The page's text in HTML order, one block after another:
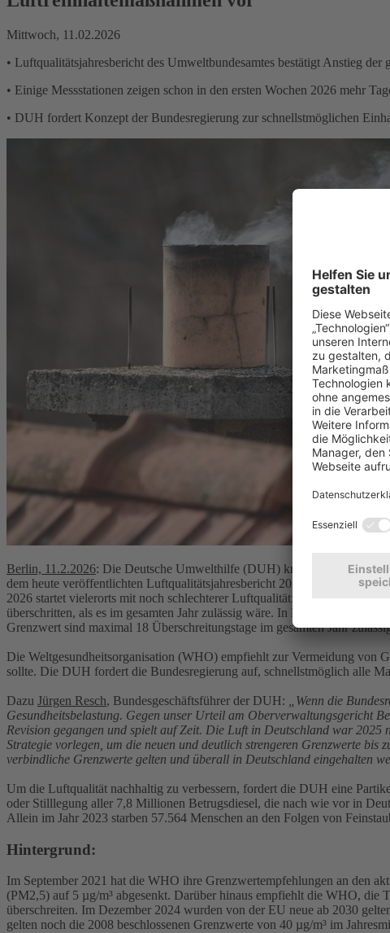
Mittwoch, 11.02.2026
• Luftqualitätsjahresbericht des Umweltbundesamtes bestätigt Anstieg
• Einige Messstationen zeigen schon in den ersten Wochen 2026 mehr
• DUH fordert Konzept der Bundesregierung zur schnellstmöglichen
Berlin, 11.2.2026: Die Deutsche Umwelthilfe (DUH) kritisiert die
dem heute veröffentlichten Luftqualitätsjahresbericht 2025 bestätigt das
2026 startet vielerorts mit noch schlechterer Luftqualität: Bis Anfang
überschritten, als es im gesamten Jahr zulässig wäre. In Berlin
Grenzwert sind maximal 18 Überschreitungstage im gesamten Jahr
Die Weltgesundheitsorganisation (WHO) empfiehlt zur Vermeidung von
sollte. Die DUH fordert die Bundesregierung auf, schnellstmöglich alle
Dazu Jürgen Resch, Bundesgeschäftsführer der DUH:
„Wenn die
Gesundheitsbelastung. Gegen unser Urteil am Oberverwaltungsgericht
Revision gegangen und spielt auf Zeit. Die Luft in Deutschland war 2025
Strategie vorlegen, um die neuen und deutlich strengeren Grenzwerte bis
verbindliche Grenzwerte gelten und überall in Deutschland eingehalten
Um die Luftqualität nachhaltig zu verbessern, fordert die DUH eine
oder Stilllegung aller 7,8 Millionen Betrugsdiesel, die nach wie vor in
Allein im Jahr 2023 starben 57.564 Menschen an den Folgen von
Hintergrund:
Im September 2021 hat die WHO ihre Grenzwertempfehlungen an den
(PM2,5) auf 5 µg/m³ abgesenkt. Darüber hinaus empfiehlt die WHO,
überschreiten. Im Dezember 2024 wurden von der EU neue ab 2030
gelten noch die 2008 beschlossenen Grenzwerte von 40 µg/m³ im